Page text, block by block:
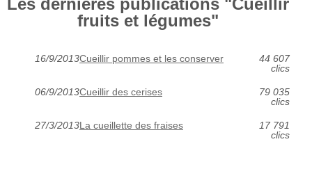
Les dernières publications "Cueillir
fruits et légumes"
16/9/2013Cueillir pommes et les conserver
44 607
clics
06/9/2013Cueillir des cerises
79 035
clics
27/3/2013La cueillette des fraises
17 791
clics